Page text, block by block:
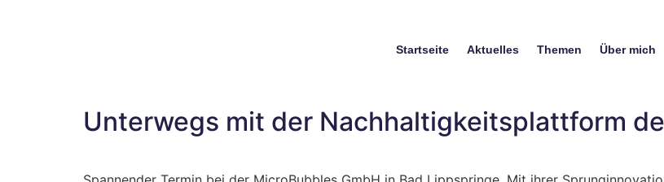
Startseite Aktuelles Themen Über mich
Unterwegs mit der Nachhaltigkeitsplattform